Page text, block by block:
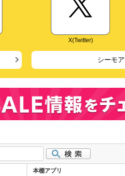
X(Twitter)
シーモ
本棚アプリ